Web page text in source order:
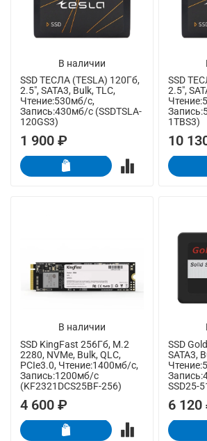
В наличии
SSD ТЕСЛА (TESLA) 120Гб,
2.5", SATA3, Bulk, TLC,
Чтение:530мб/с,
Запись:430мб/с (SSDTSLA-
120GS3)
1 900 ₽
SSD
2.5",
1TBS3)
10
В наличии
SSD KingFast 256Гб, M.2
2280, NVMe, Bulk, QLC,
PCIe3.0, Чтение:1400мб/с,
Запись:1200мб/с
(KF2321DCS25BF-256)
4 600 ₽
SSD
SATA3,
SSD25-
6 120